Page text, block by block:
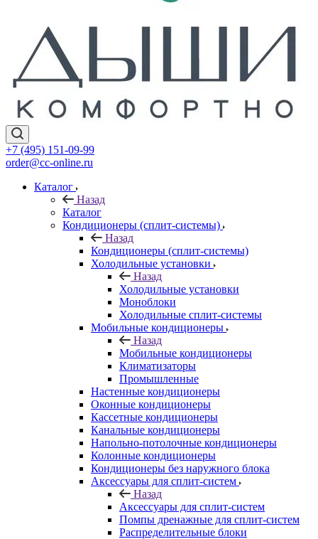
+7 (495) 151-09-99
order@cc-online.ru
Каталог
Назад
Каталог
Кондиционеры (сплит-системы)
Назад
Кондиционеры (сплит-системы)
Холодильные установки
Назад
Холодильные установки
Моноблоки
Холодильные сплит-системы
Мобильные кондиционеры
Назад
Мобильные кондиционеры
Климатизаторы
Промышленные
Настенные кондиционеры
Оконные кондиционеры
Кассетные кондиционеры
Канальные кондиционеры
Напольно-потолочные кондиционеры
Колонные кондиционеры
Кондиционеры без наружного блока
Аксессуары для сплит-систем
Назад
Аксессуары для сплит-систем
Помпы дренажные для сплит-систем
Распределительные блоки